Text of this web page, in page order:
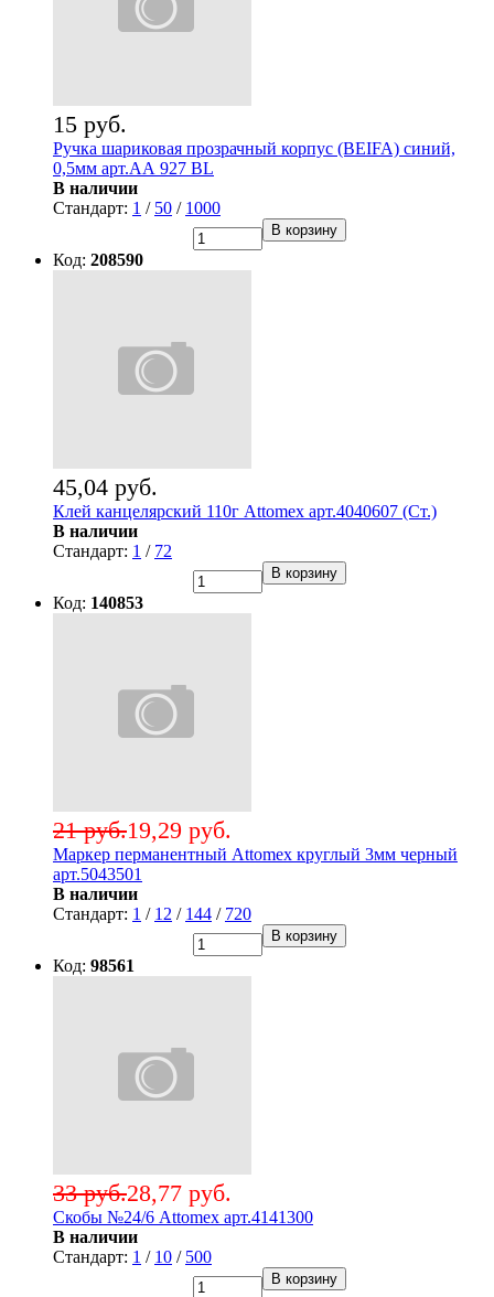
15 руб.
Ручка шариковая прозрачный корпус (BEIFA) синий,
0,5мм арт.АА 927 BL
В наличии
Стандарт: 1 / 50 / 1000
В корзину
Код: 208590
45,04 руб.
Клей канцелярский 110г Attomex арт.4040607 (Ст.)
В наличии
Стандарт: 1 / 72
В корзину
Код: 140853
19,29 руб.
21 руб.
Маркер перманентный Attomex круглый 3мм черный
арт.5043501
В наличии
Стандарт: 1 / 12 / 144 / 720
В корзину
Код: 98561
28,77 руб.
33 руб.
Скобы №24/6 Attomex арт.4141300
В наличии
Стандарт: 1 / 10 / 500
В корзину